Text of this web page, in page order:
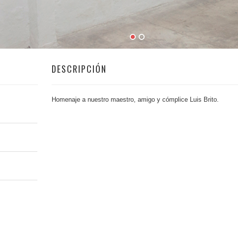
DESCRIPCIÓN
Homenaje a nuestro maestro, amigo y cómplice Luis Brito.